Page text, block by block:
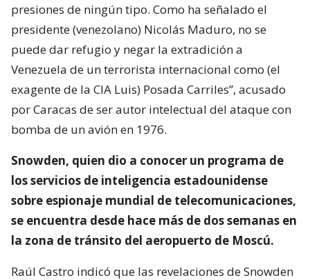
presiones de ningún tipo. Como ha señalado el
presidente (venezolano) Nicolás Maduro, no se
puede dar refugio y negar la extradición a
Venezuela de un terrorista internacional como (el
exagente de la CIA Luis) Posada Carriles”, acusado
por Caracas de ser autor intelectual del ataque con
bomba de un avión en 1976.
Snowden, quien dio a conocer un programa de
los servicios de inteligencia estadounidense
sobre espionaje mundial de telecomunicaciones,
se encuentra desde hace más de dos semanas en
la zona de tránsito del aeropuerto de Moscú.
Raúl Castro indicó que las revelaciones de Snowden